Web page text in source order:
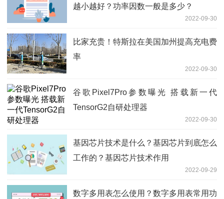
越小越好？功率因数一般是多少？
2022-09-30
比家充贵！特斯拉在美国加州提高充电费
率
2022-09-30
谷歌Pixel7Pro参数曝光 搭载新一代
TensorG2自研处理器
2022-09-30
基因芯片技术是什么？基因芯片到底怎么
工作的？基因芯片技术作用
2022-09-29
数字多用表怎么使用？数字多用表常用功